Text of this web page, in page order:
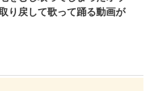
り戻して歌って踊る動画が